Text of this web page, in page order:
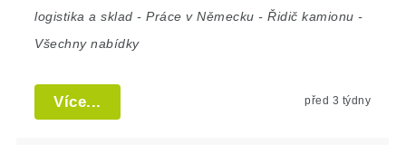
logistika a sklad -Práce v Německu -Řidič kamionu -
Všechny nabídky
Více... před 3 týdny